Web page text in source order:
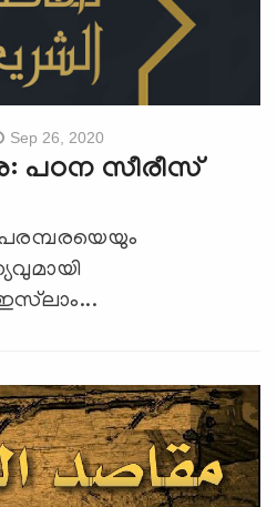
Sep 26, 2020
പഠന സീരീസ്